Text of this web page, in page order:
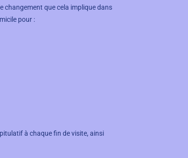
changement que cela implique dans
pour :
à chaque fin de visite, ainsi